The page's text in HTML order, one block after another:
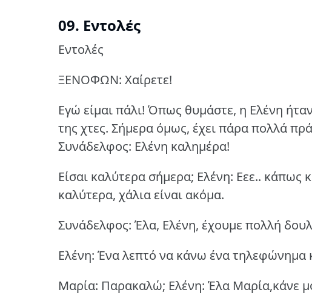
09. Εντολές
Εντολές
ΞΕΝΟΦΩΝ: Χαίρετε!
Εγώ είμαι πάλι! Όπως θυμάστε, η Ελένη
της χτες. Σήμερα όμως, έχει πάρα πολλά
Συνάδελφος: Ελένη καλημέρα!
Είσαι καλύτερα σήμερα; Ελένη: Εεε.. κάπως
καλύτερα, χάλια είναι ακόμα.
Συνάδελφος: Έλα, Ελένη, έχουμε πολλή
Ελένη: Ένα λεπτό να κάνω ένα τηλεφώνημα
Μαρία: Παρακαλώ; Ελένη: Έλα Μαρία,κάνε